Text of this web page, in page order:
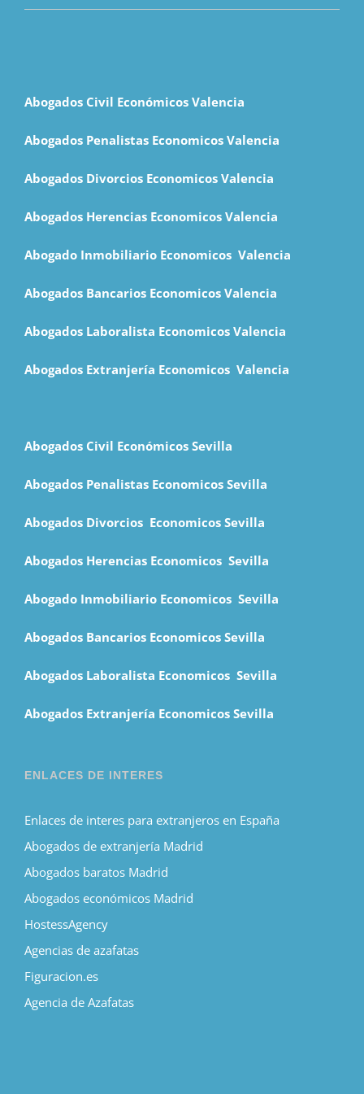
Abogados Civil Económicos Valencia
Abogados Penalistas Economicos Valencia
Abogados Divorcios Economicos Valencia
Abogados Herencias Economicos Valencia
Abogado Inmobiliario Economicos Valencia
Abogados Bancarios Economicos Valencia
Abogados Laboralista Economicos Valencia
Abogados Extranjería Economicos Valencia
Abogados Civil Económicos Sevilla
Abogados Penalistas Economicos Sevilla
Abogados Divorcios Economicos Sevilla
Abogados Herencias Economicos Sevilla
Abogado Inmobiliario Economicos Sevilla
Abogados Bancarios Economicos Sevilla
Abogados Laboralista Economicos Sevilla
Abogados Extranjería Economicos Sevilla
ENLACES DE INTERES
Enlaces de interes para extranjeros en España
Abogados de extranjería Madrid
Abogados baratos Madrid
Abogados económicos Madrid
HostessAgency
Agencias de azafatas
Figuracion.es
Agencia de Azafatas